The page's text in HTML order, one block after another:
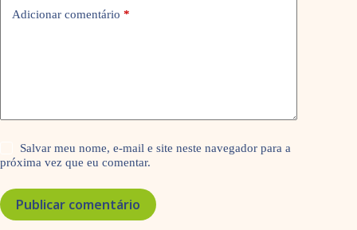
Adicionar comentário *
Salvar meu nome, e-mail e site neste navegador para a
próxima vez que eu comentar.
Publicar comentário